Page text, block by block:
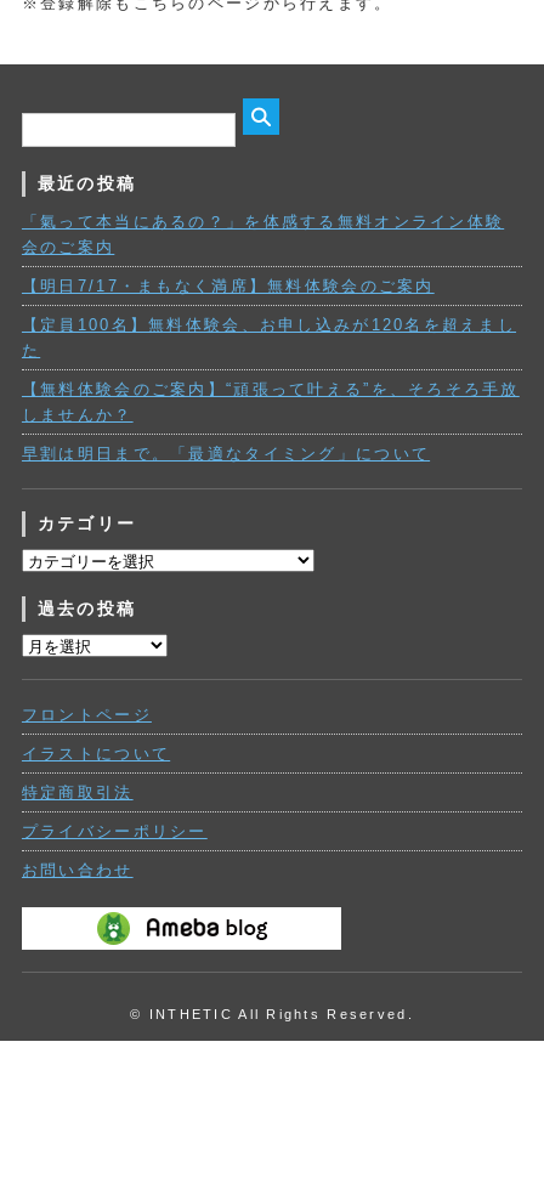
最近の投稿
「氣って本当にあるの？」を体感する無料オンライン体験
会のご案内
【明日7/17・まもなく満席】無料体験会のご案内
【定員100名】無料体験会、お申し込みが120名を超えまし
た
【無料体験会のご案内】“頑張って叶える”を、そろそろ手放
しませんか？
早割は明日まで。「最適なタイミング」について
カテゴリー
カ
ゴ
リ
ー
過去の投稿
過
投
稿
フロントページ
イラストについて
特定商取引法
プライバシーポリシー
お問い合わせ
© INTHETIC All Rights Reserved.